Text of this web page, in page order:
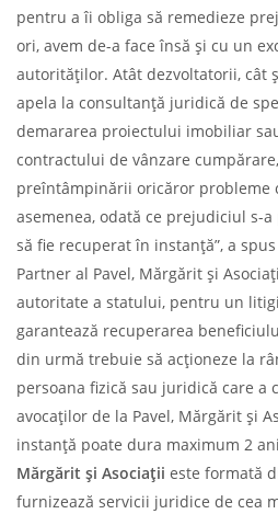
pentru a îi obliga să remedieze
ori, avem de-a face însă și cu un
autorităților. Atât dezvoltatorii, cât
apela la consultanță juridică de
demararea proiectului imobiliar
contractului de vânzare
preîntâmpinării oricăror probleme
asemenea, odată ce prejudiciul s-
să fie recuperat în instanță”, a
Partner al Pavel, Mărgărit și
autoritate a statului, pentru un
garantează recuperarea
din urmă trebuie să acționeze la
persoana fizică sau juridică care a
avocaților de la Pavel, Mărgărit și
instanță poate dura maximum 2
Mărgărit și Asociații este formată
furnizează servicii juridice de cea